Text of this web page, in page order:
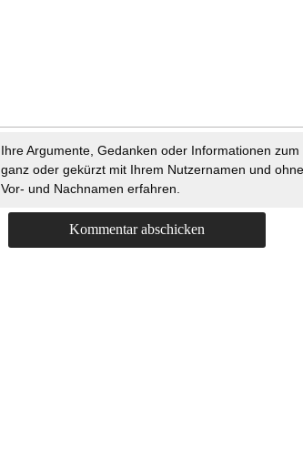
Ihre Argumente, Gedanken oder Informationen
ganz oder gekürzt mit Ihrem Nutzernamen und
Vor- und Nachnamen erfahren.